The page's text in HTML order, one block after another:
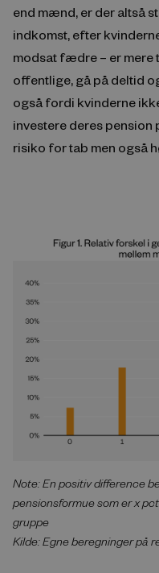
end mænd, er der altså
indkomst, efter
modsat fædre – er mere
offentlige, gå på deltid
også fordi kvinderne
investere deres pension
risiko for tab men også
Note: En positiv difference
pensionsformue som er x
gruppe
Kilde: Egne beregninger på